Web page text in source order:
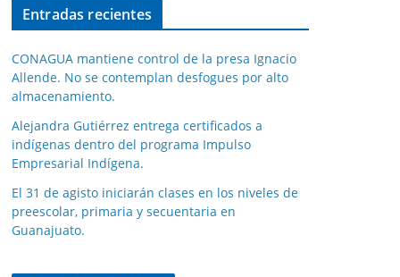
Entradas recientes
CONAGUA mantiene control de la presa Ignacio
Allende. No se contemplan desfogues por alto
almacenamiento.
Alejandra Gutiérrez entrega certificados a
indígenas dentro del programa Impulso
Empresarial Indígena.
El 31 de agisto iniciarán clases en los niveles de
preescolar, primaria y secuentaria en
Guanajuato.